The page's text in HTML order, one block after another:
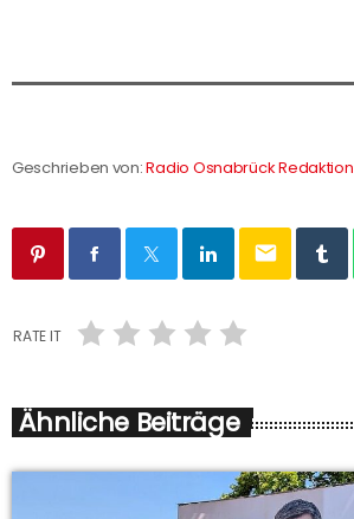
Geschrieben von:Radio Osnabrück Redaktion
email
RATE IT
Ähnliche Beiträge